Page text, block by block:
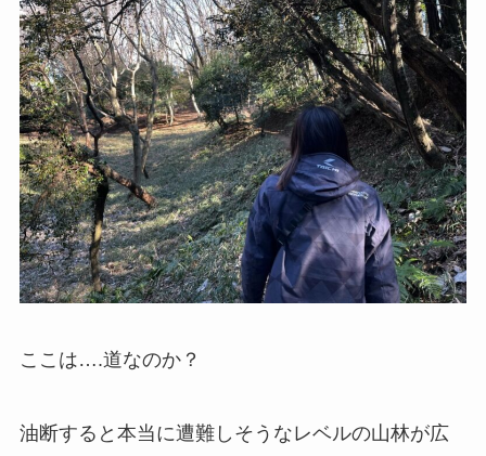
ここは….道なのか？
油断すると本当に遭難しそうなレベルの山林が広